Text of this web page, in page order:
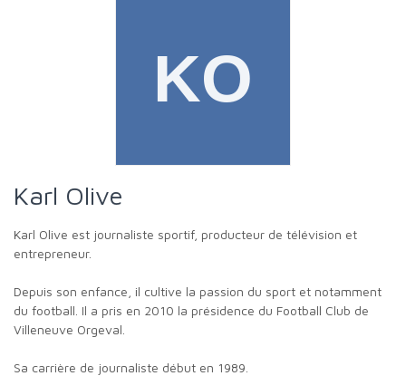
Karl Olive
Karl Olive est journaliste sportif, producteur de télévision et
entrepreneur.
Depuis son enfance, il cultive la passion du sport et notamment
du football. Il a pris en 2010 la présidence du Football Club de
Villeneuve Orgeval.
Sa carrière de journaliste début en 1989.